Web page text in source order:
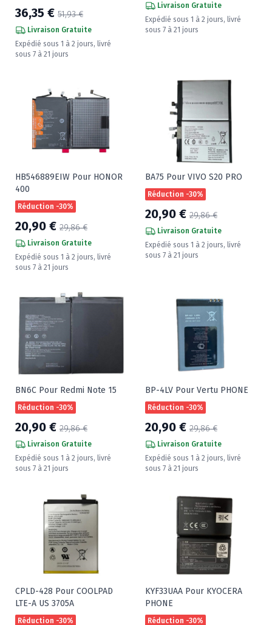
36,35 € 51,93 €
Livraison Gratuite
Expédié sous 1 à 2 jours, livré
sous 7 à 21 jours
Livraison Gratuite
Expédié sous 1 à 2 jours, livré
sous 7 à 21 jours
HB546889EIW Pour HONOR
400
Réduction -30%
20,90 € 29,86 €
Livraison Gratuite
Expédié sous 1 à 2 jours, livré
sous 7 à 21 jours
BA75 Pour VIVO S20 PRO
Réduction -30%
20,90 € 29,86 €
Livraison Gratuite
Expédié sous 1 à 2 jours, livré
sous 7 à 21 jours
BN6C Pour Redmi Note 15
Réduction -30%
20,90 € 29,86 €
Livraison Gratuite
Expédié sous 1 à 2 jours, livré
sous 7 à 21 jours
BP-4LV Pour Vertu PHONE
Réduction -30%
20,90 € 29,86 €
Livraison Gratuite
Expédié sous 1 à 2 jours, livré
sous 7 à 21 jours
CPLD-428 Pour COOLPAD
LTE-A US 3705A
Réduction -30%
KYF33UAA Pour KYOCERA
PHONE
Réduction -30%